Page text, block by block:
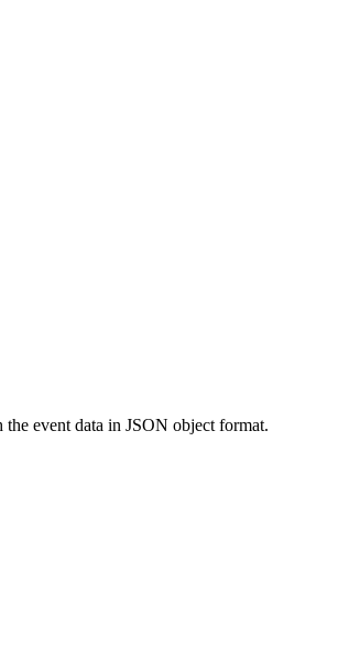
event data in JSON object format.